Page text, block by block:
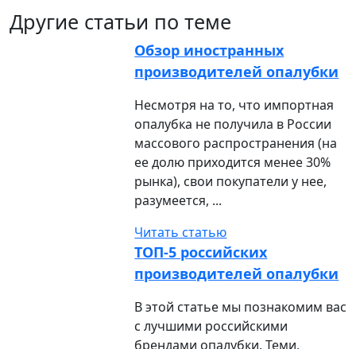
Другие статьи по теме
Обзор иностранных
производителей опалубки
Несмотря на то, что импортная
опалубка не получила в России
массового распространения (на
ее долю приходится менее 30%
рынка), свои покупатели у нее,
разумеется, ...
Читать статью
ТОП-5 российских
производителей опалубки
В этой статье мы познакомим вас
с лучшими российскими
брендами опалубки. Теми,